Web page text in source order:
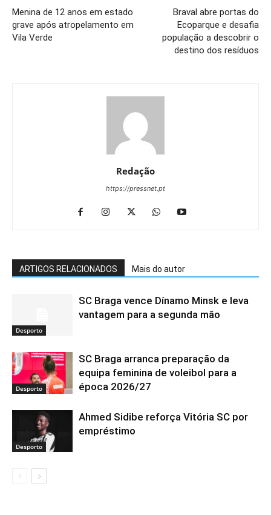
Menina de 12 anos em estado
grave após atropelamento em
Vila Verde
Braval abre portas do
Ecoparque e desafia
população a descobrir o
destino dos resíduos
Redação
https://pressnet.pt
ARTIGOS RELACIONADOS Mais do autor
Desporto
SC Braga vence Dínamo Minsk e leva
vantagem para a segunda mão
Desporto
SC Braga arranca preparação da
equipa feminina de voleibol para a
época 2026/27
Desporto
Ahmed Sidibe reforça Vitória SC por
empréstimo